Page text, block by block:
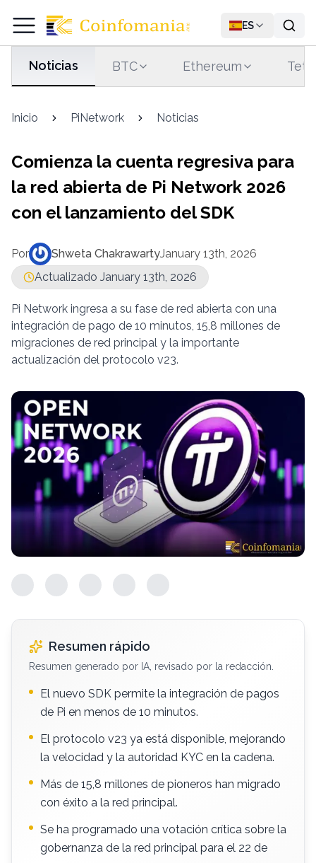
ES
Noticias BTC Ethereum
Inicio PiNetwork Noticias
Comienza la cuenta regresiva para
la red abierta de Pi Network 2026
con el lanzamiento del SDK
Por Shweta ChakrawartyJanuary 13th, 2026
Actualizado January 13th, 2026
Pi Network ingresa a su fase de red abierta con una
integración de pago de 10 minutos, 15,8 millones de
migraciones de red principal y la importante
actualización del protocolo v23.
Resumen rápido
Resumen generado por IA, revisado por la redacción.
El nuevo SDK permite la integración de pagos
de Pi en menos de 10 minutos.
El protocolo v23 ya está disponible, mejorando
la velocidad y la autoridad KYC en la cadena.
Más de 15,8 millones de pioneros han migrado
con éxito a la red principal.
Se ha programado una votación crítica sobre la
gobernanza de la red principal para el 22 de